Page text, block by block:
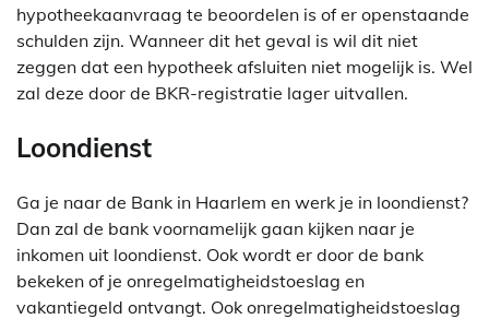
hypotheekaanvraag te beoordelen is of er openstaande
schulden zijn. Wanneer dit het geval is wil dit niet
zeggen dat een hypotheek afsluiten niet mogelijk is. Wel
zal deze door de BKR-registratie lager uitvallen.
Loondienst
Ga je naar de Bank in Haarlem en werk je in loondienst?
Dan zal de bank voornamelijk gaan kijken naar je
inkomen uit loondienst. Ook wordt er door de bank
bekeken of je onregelmatigheidstoeslag en
vakantiegeld ontvangt. Ook onregelmatigheidstoeslag